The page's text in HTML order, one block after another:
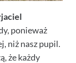
ponieważ
niż nasz pupil.
że każdy